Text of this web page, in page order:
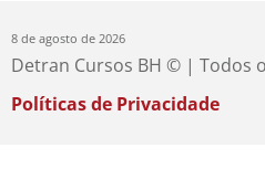
8 de agosto de 2026
Detran Cursos BH © | Todos
Políticas de Privacidade